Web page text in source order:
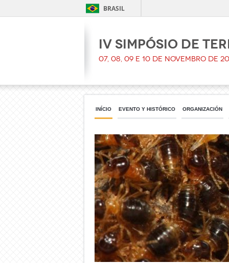
BRASIL
IV Simpósio de
07, 08, 09 e 10 de Novembro de
INÍCIO EVENTO Y HISTÓRICO ORGANIZACIÓN